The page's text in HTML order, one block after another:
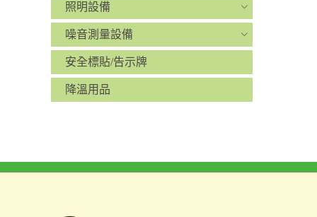
照明設備
噪音測量設備
安全標貼/告示牌
降溫用品